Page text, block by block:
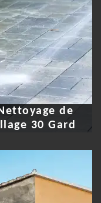
de
30 Gard